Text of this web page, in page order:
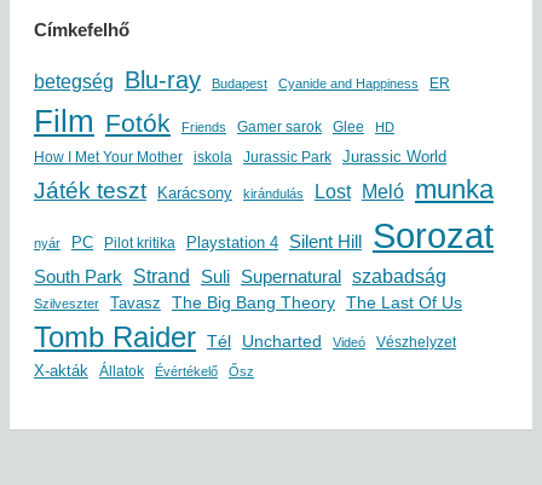
Címkefelhő
betegség Blu-ray Budapest Cyanide and Happiness ER
Film Fotók Friends Gamer sarok Glee HD
How I Met Your Mother iskola Jurassic Park Jurassic World
Játék teszt Karácsony kirándulás Lost Meló munka
nyár PC Pilot kritika Playstation 4 Silent Hill Sorozat
South Park Strand Suli Supernatural szabadság
Szilveszter Tavasz The Big Bang Theory The Last Of Us
Tomb Raider Tél Uncharted Videó Vészhelyzet
X-akták Állatok Évértékelő Ősz